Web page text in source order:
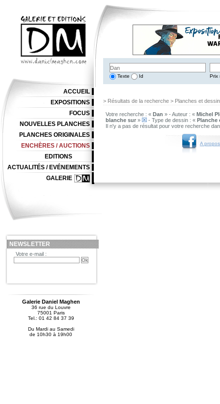
Texte Id Prix
> Résultats de la recherche > Planches et
Votre recherche : « Dan » - Auteur : « Michel
blanche sur » - Type de dessin : « Planche
Il n'y a pas de résultat pour votre recherche
A
ACCUEIL
EXPOSITIONS
FOCUS
NOUVELLES PLANCHES
PLANCHES ORIGINALES
ENCHÈRES / AUCTIONS
EDITIONS
ACTUALITÉS / EVÉNEMENTS
GALERIE
NEWSLETTER
Votre e-mail :
Galerie Daniel Maghen
36 rue du Louvre
75001 Paris
Tel.: 01 42 84 37 39
Du Mardi au Samedi
de 10h30 à 19h00